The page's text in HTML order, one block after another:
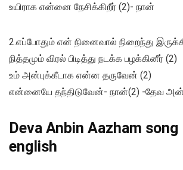
உயிராக என்னை நேசிக்கிறீர் (2)- நான்
2.எப்போதும் என் நினைவால் நிறைந்து
நித்தமும் விரல் பிடித்து நடக்க பழக்கினீர் (2)
உம் அன்புக்கீடாக என்ன தருவேன் (2)
என்னையே தந்திடுவேன்- நான்(2) -தேவ
Deva Anbin Aazham
english